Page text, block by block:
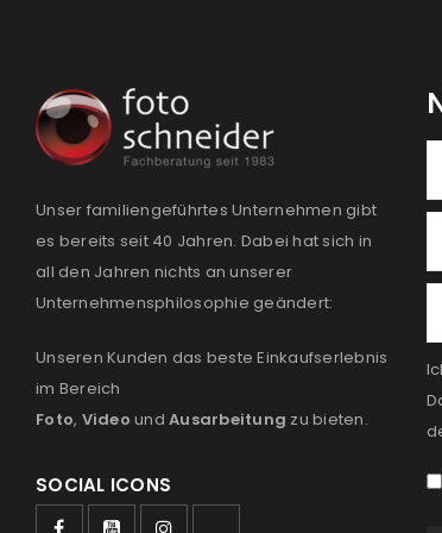
Unser familiengeführtes Unternehmen gibt
es bereits seit 40 Jahren. Dabei hat sich in
all den Jahren nichts an unserer
Unternehmensphilosophie geändert:
Unseren Kunden das beste Einkaufserlebnis
im Bereich
Foto, Video und Ausarbeitung zu bieten.
SOCIAL ICONS